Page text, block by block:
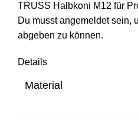
TRUSS Halbkoni M12 für
Du musstangemeldetsein,
abgeben zu können.
Details
Material